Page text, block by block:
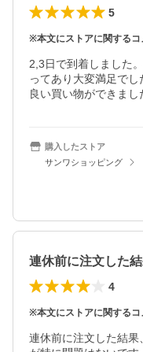
5
※本文にストアに関するコ
2,3日で到着しました
ってあり大変満足でし
良い買い物ができまし
購入したストア
サンワショッピング
4
※本文にストアに関するコ
連休前に注文した結果